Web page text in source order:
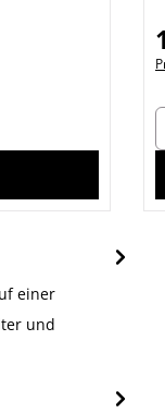
Wert ein
einer
und